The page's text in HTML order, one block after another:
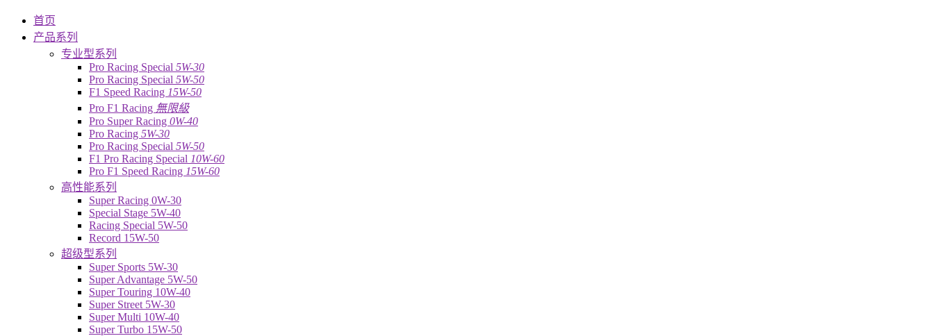
首页
产品系列
专业型系列
Pro Racing Special 5W-30
Pro Racing Special 5W-50
F1 Speed Racing 15W-50
Pro F1 Racing 無限級
Pro Super Racing 0W-40
Pro Racing 5W-30
Pro Racing Special 5W-50
F1 Pro Racing Special 10W-60
Pro F1 Speed Racing 15W-60
高性能系列
Super Racing 0W-30
Special Stage 5W-40
Racing Special 5W-50
Record 15W-50
超级型系列
Super Sports 5W-30
Super Advantage 5W-50
Super Touring 10W-40
Super Street 5W-30
Super Multi 10W-40
Super Turbo 15W-50